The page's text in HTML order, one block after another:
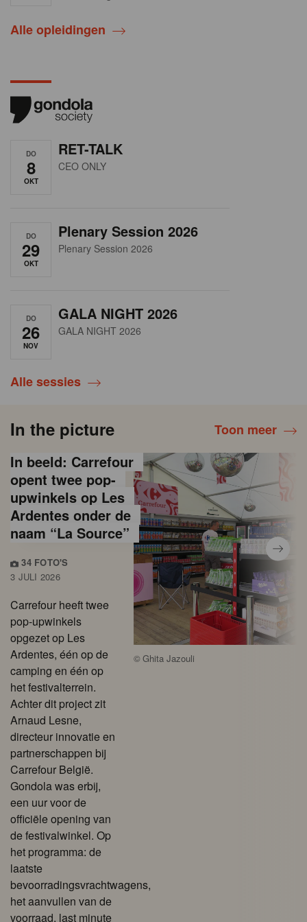
Alle opleidingen
DO
8
OKT
RET-TALK
CEO ONLY
DO
29
OKT
Plenary Session 2026
Plenary Session 2026
DO
26
NOV
GALA NIGHT 2026
GALA NIGHT 2026
Alle sessies
In the picture Toon meer
In beeld: Carrefour
opent twee pop-
upwinkels op Les
Ardentes onder de
naam “La Source”
34 FOTO'S
3 JULI 2026
Carrefour heeft twee
pop-upwinkels
opgezet op Les
Ardentes, één op de
camping en één op
het festivalterrein.
Achter dit project zit
Arnaud Lesne,
directeur innovatie en
partnerschappen bij
Carrefour België.
Gondola was erbij,
een uur voor de
officiële opening van
de festivalwinkel. Op
het programma: de
laatste
bevoorradingsvrachtwagens,
het aanvullen van de
voorraad, last minute
©Ghita Jazouli